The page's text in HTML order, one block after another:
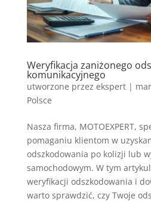
Weryfikacja zaniżonego
komunikacyjnego
utworzone przez ekspert|
Polsce
Nasza firma, MOTOEXPERT,
pomaganiu klientom w
odszkodowania po kolizji lub
samochodowym. W tym
weryfikacji odszkodowania i
warto sprawdzić, czy Twoje